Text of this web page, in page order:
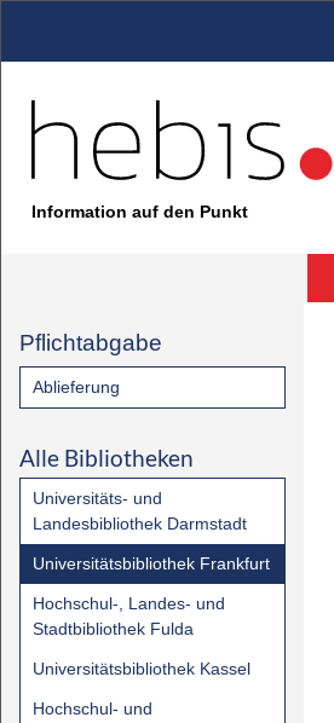
Information auf den Punkt
Pflichtabgabe
Ablieferung
Alle Bibliotheken
Universitäts- und
Landesbibliothek Darmstadt
Universitätsbibliothek Frankfurt
Hochschul-, Landes- und
Stadtbibliothek Fulda
Universitätsbibliothek Kassel
Hochschul- und